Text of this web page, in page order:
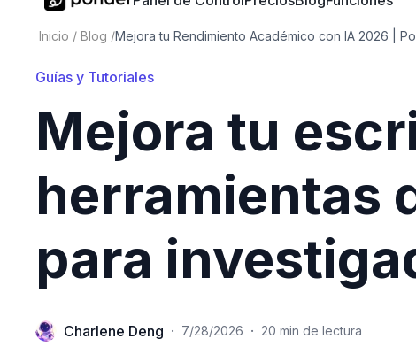
Inicio / Blog /Mejora tu Rendimiento Académico con IA 2026 |
Guías y Tutoriales
Mejora tu
herramientas
para
Charlene Deng · 7/28/2026 · 20 min de lectura